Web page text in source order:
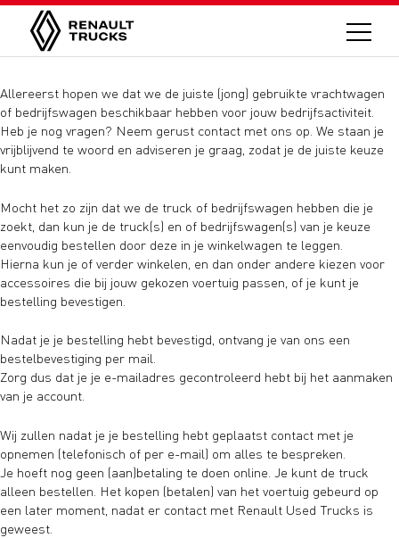
Allereerst hopen we dat we de juiste (jong) gebruikte vrachtwagen
of bedrijfswagen beschikbaar hebben voor jouw bedrijfsactiviteit.
Heb je nog vragen? Neem gerust contact met ons op. We staan je
vrijblijvend te woord en adviseren je graag, zodat je de juiste keuze
kunt maken.
Mocht het zo zijn dat we de truck of bedrijfswagen hebben die je
zoekt, dan kun je de truck(s) en of bedrijfswagen(s) van je keuze
eenvoudig bestellen door deze in je winkelwagen te leggen.
Hierna kun je of verder winkelen, en dan onder andere kiezen voor
accessoires die bij jouw gekozen voertuig passen, of je kunt je
bestelling bevestigen.
Nadat je je bestelling hebt bevestigd, ontvang je van ons een
bestelbevestiging per mail.
Zorg dus dat je je e-mailadres gecontroleerd hebt bij het aanmaken
van je account.
Wij zullen nadat je je bestelling hebt geplaatst contact met je
opnemen (telefonisch of per e-mail) om alles te bespreken.
Je hoeft nog geen (aan)betaling te doen online. Je kunt de truck
alleen bestellen. Het kopen (betalen) van het voertuig gebeurd op
een later moment, nadat er contact met Renault Used Trucks is
geweest.